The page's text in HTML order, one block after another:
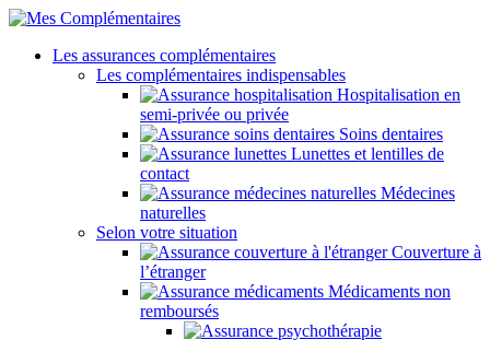
Les assurances complémentaires
Les complémentaires indispensables
Hospitalisation en
semi-privée ou privée
Soins dentaires
Lunettes et lentilles de
contact
Médecines
naturelles
Selon votre situation
Couverture à
l’étranger
Médicaments non
remboursés